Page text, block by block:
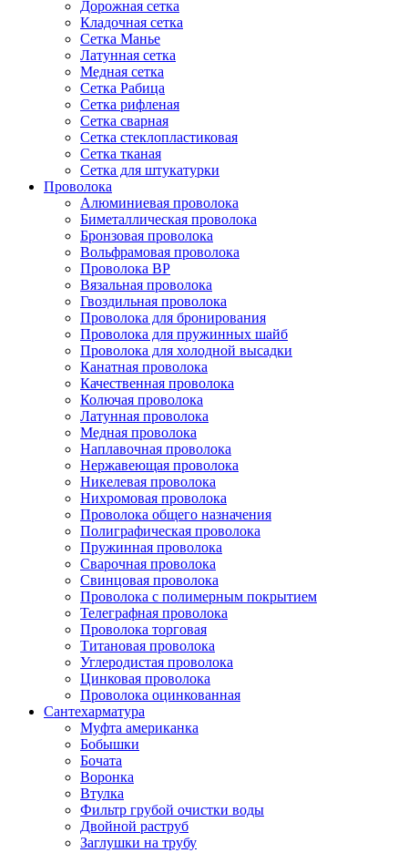
Дорожная сетка
Кладочная сетка
Сетка Манье
Латунная сетка
Медная сетка
Сетка Рабица
Сетка рифленая
Сетка сварная
Сетка стеклопластиковая
Сетка тканая
Сетка для штукатурки
Проволока
Алюминиевая проволока
Биметаллическая проволока
Бронзовая проволока
Вольфрамовая проволока
Проволока ВР
Вязальная проволока
Гвоздильная проволока
Проволока для бронирования
Проволока для пружинных шайб
Проволока для холодной высадки
Канатная проволока
Качественная проволока
Колючая проволока
Латунная проволока
Медная проволока
Наплавочная проволока
Нержавеющая проволока
Никелевая проволока
Нихромовая проволока
Проволока общего назначения
Полиграфическая проволока
Пружинная проволока
Сварочная проволока
Свинцовая проволока
Проволока с полимерным покрытием
Телеграфная проволока
Проволока торговая
Титановая проволока
Углеродистая проволока
Цинковая проволока
Проволока оцинкованная
Сантехарматура
Муфта американка
Бобышки
Бочата
Воронка
Втулка
Фильтр грубой очистки воды
Двойной раструб
Заглушки на трубу